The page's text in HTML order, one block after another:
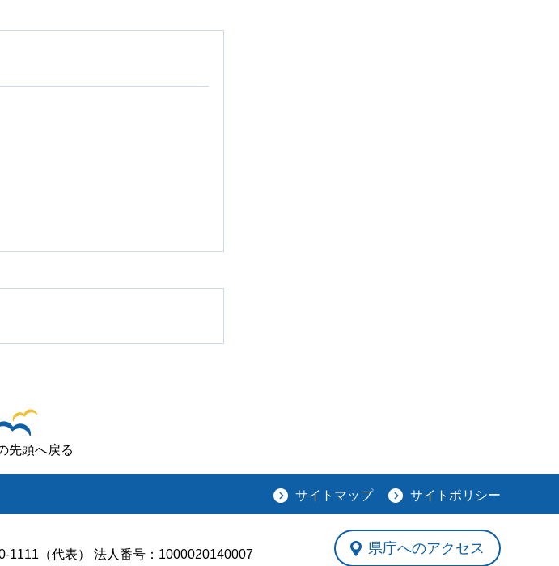
先頭へ戻る
サイトマップ サイトポリシー
1111（代表） 法人番号：1000020140007 県庁へのアクセス